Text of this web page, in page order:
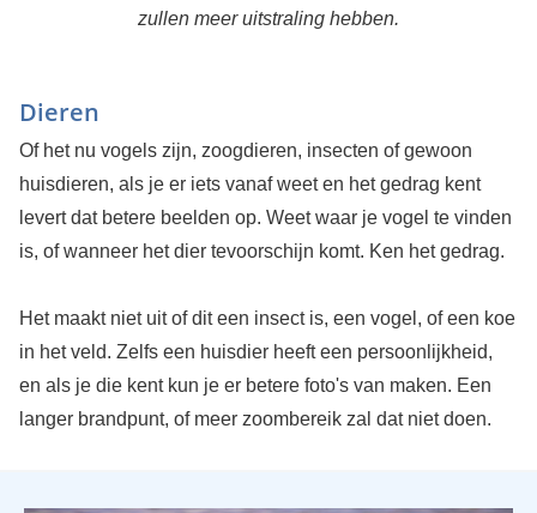
zullen meer uitstraling hebben.
Dieren
Of het nu vogels zijn, zoogdieren, insecten of gewoon
huisdieren, als je er iets vanaf weet en het gedrag kent
levert dat betere beelden op. Weet waar je vogel te vinden
is, of wanneer het dier tevoorschijn komt. Ken het gedrag.
Het maakt niet uit of dit een insect is, een vogel, of een koe
in het veld. Zelfs een huisdier heeft een persoonlijkheid,
en als je die kent kun je er betere foto's van maken. Een
langer brandpunt, of meer zoombereik zal dat niet doen.